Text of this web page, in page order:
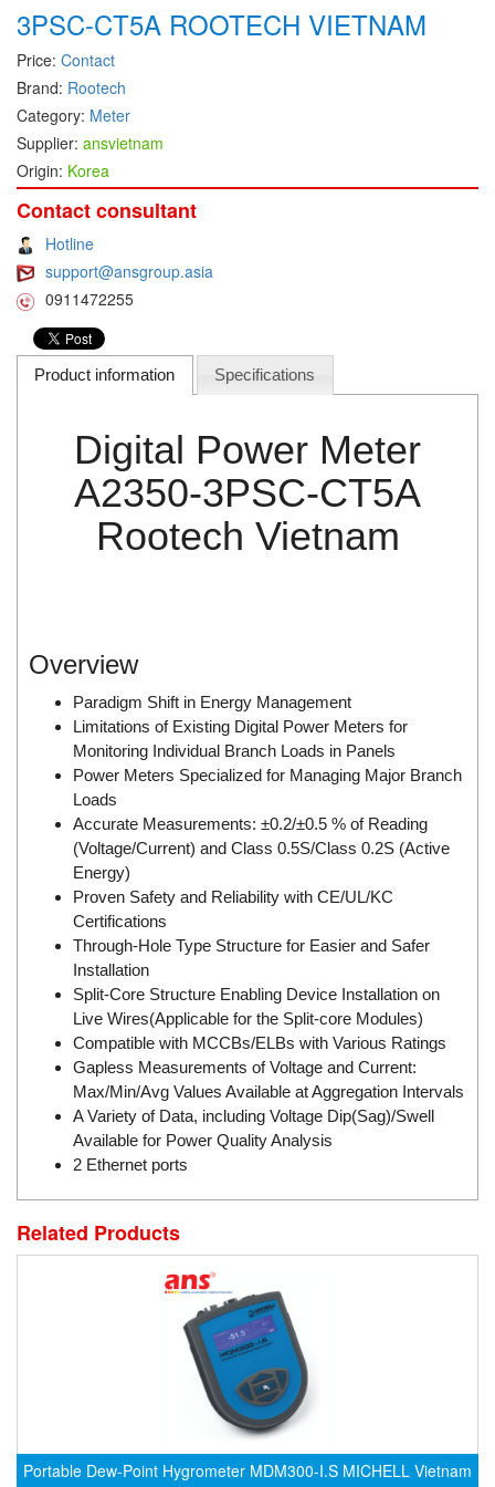
DEIF
Delmhorst VietNam
Delta Ohm
Delta sensor
Delta-mobrey
DEMA Engineering/ Foam- IT
DESAX
DET-TRONICS
Deublin
Diakont
DINA Elektronik
Di-Soric
DOLD - Autho ANS
Dongdo Tech
Donghwa Valve
Dongkun
Dosing Pump
DR. NEUMANN Peltier-Technik
Driesen Kern
Dropsa Vietnam
DSTI
DUCATI
Duclean
Dukin Besko
Dunkermotoren
Durag
Dwyer
DYH
EBMPAPST
3PSC-CT5A ROOTECH VIETNAM
Price: Contact
Brand: Rootech
Category: Meter
Supplier: ansvietnam
Origin: Korea
Contact consultant
Hotline
support@ansgroup.asia
0911472255
Product information Specifications
Digital Power Meter
A2350-3PSC-CT5A
Rootech Vietnam
Overview
Paradigm Shift in Energy Management
Limitations of Existing Digital Power Meters for
Monitoring Individual Branch Loads in Panels
Power Meters Specialized for Managing Major Branch
Loads
Accurate Measurements: ±0.2/±0.5 % of Reading
(Voltage/Current) and Class 0.5S/Class 0.2S (Active
Energy)
Proven Safety and Reliability with CE/UL/KC
Certifications
Through-Hole Type Structure for Easier and Safer
Installation
Split-Core Structure Enabling Device Installation on
Live Wires(Applicable for the Split-core Modules)
Compatible with MCCBs/ELBs with Various Ratings
Gapless Measurements of Voltage and Current:
Max/Min/Avg Values Available at Aggregation Intervals
A Variety of Data, including Voltage Dip(Sag)/Swell
Available for Power Quality Analysis
2 Ethernet ports
Related Products
Portable Dew-Point Hygrometer MDM300-I.S MICHELL Vietnam